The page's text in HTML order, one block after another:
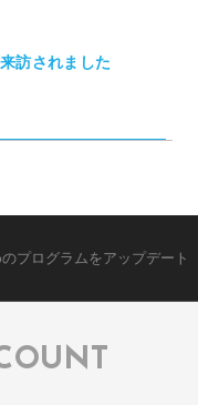
訪されました
プログラムをアップデート